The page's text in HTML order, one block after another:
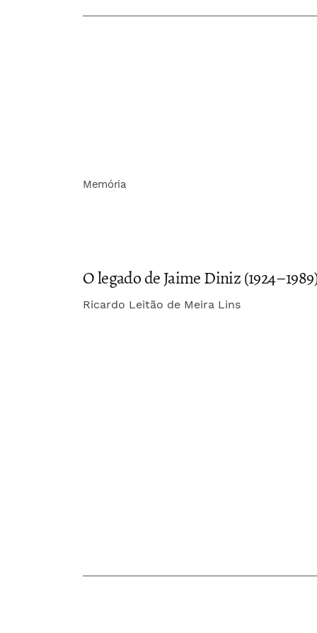
Memória
O legado de Jaime Diniz
Ricardo Leitão de Meira Lins